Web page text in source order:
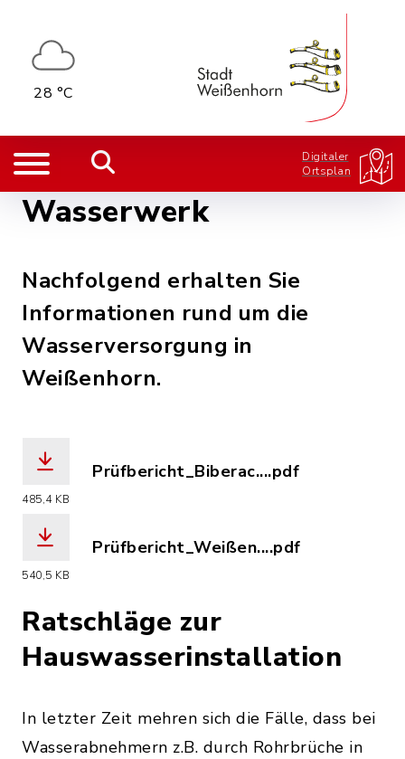
28 °C
Digitaler
Ortsplan
Wasserwerk
Nachfolgend erhalten Sie
Informationen rund um die
Wasserversorgung in
Weißenhorn.
485,4 KB
Prüfbericht_Biberac....pdf
540,5 KB
Prüfbericht_Weißen....pdf
Ratschläge zur
Hauswasserinstallation
In letzter Zeit mehren sich die Fälle, dass bei
Wasserabnehmern z.B. durch Rohrbrüche in